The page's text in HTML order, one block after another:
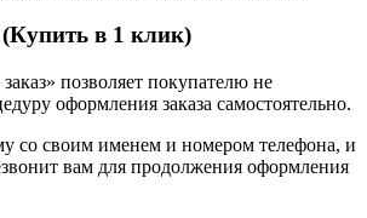
в 1 клик)
позволяет покупателю не
оформления заказа самостоятельно.
со своим именем и номером телефона, и
вам для продолжения оформления